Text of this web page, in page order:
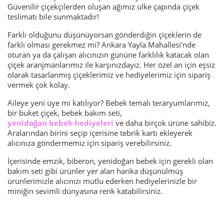
Güvenilir çiçekçilerden oluşan ağımız ülke çapında çiçek
teslimatı bile sunmaktadır!
Farklı olduğunu düşünüyorsan gönderdiğin çiçeklerin de
farklı olması gerekmez mi? Ankara Yayla Mahallesi’nde
oturan ya da çalışan alıcınızın gününe farklılık katacak olan
çiçek aranjmanlarımız ile karşınızdayız. Her özel an için eşsiz
olarak tasarlanmış çiçeklerimiz ve hediyelerimiz için sipariş
vermek çok kolay.
Aileye yeni üye mi katılıyor? Bebek temalı teraryumlarımız,
bir buket çiçek, bebek bakım seti,
yenidoğan bebek hediyeleri ve daha birçok ürüne sahibiz.
Aralarından birini seçip içerisine tebrik kartı ekleyerek
alıcınıza göndermemiz için sipariş verebilirsiniz.
İçerisinde emzik, biberon, yenidoğan bebek için gerekli olan
bakım seti gibi ürünler yer alan harika düşünülmüş
ürünlerimizle alıcınızı mutlu ederken hediyelerinizle bir
miniğin sevimli dünyasına renk katabilirsiniz.